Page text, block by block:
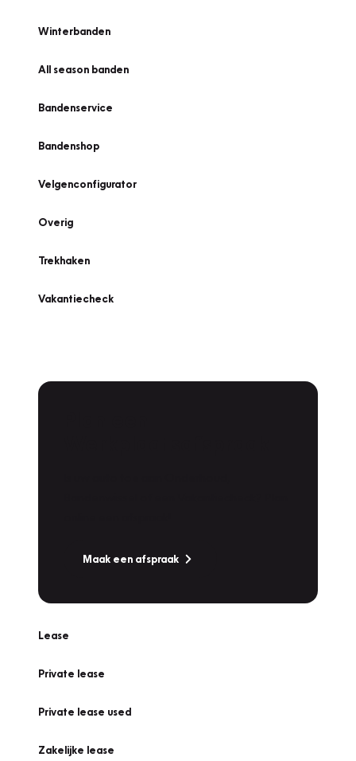
Winterbanden
All season banden
Bandenservice
Bandenshop
Velgenconfigurator
Overig
Trekhaken
Vakantiecheck
Maak een afspraak
Lease
Private lease
Private lease used
Zakelijke lease